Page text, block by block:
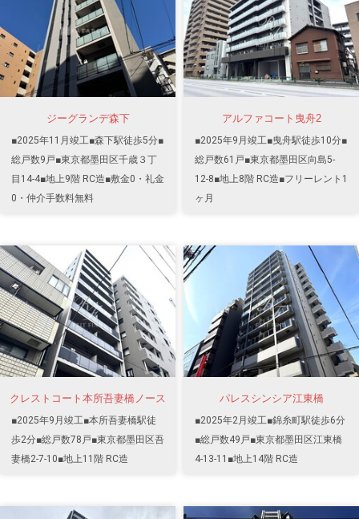
ジーグランデ森下
■2025年11月竣工■森下駅徒歩5分■
総戸数9戸■東京都墨田区千歳３丁
目14-4■地上9階 RC造■敷金0・礼金
0・仲介手数料無料
アルファコート曳舟2
■2025年9月竣工■曳舟駅徒歩10分■
総戸数61戸■東京都墨田区向島5-
12-8■地上8階 RC造■フリーレント1
ヶ月
クレストコート本所吾妻橋ノース
■2025年9月竣工■本所吾妻橋駅徒
歩2分■総戸数78戸■東京都墨田区吾
妻橋2-7-10■地上11階 RC造
パレスシンシア江東橋
■2025年2月竣工■錦糸町駅徒歩6分
■総戸数49戸■東京都墨田区江東橋
4-13-11■地上14階 RC造